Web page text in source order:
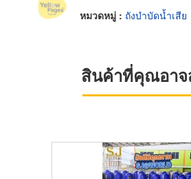
หมวดหมู่ : ถังบำบัดน้ำเสีย
สินค้าที่คุณอาจ